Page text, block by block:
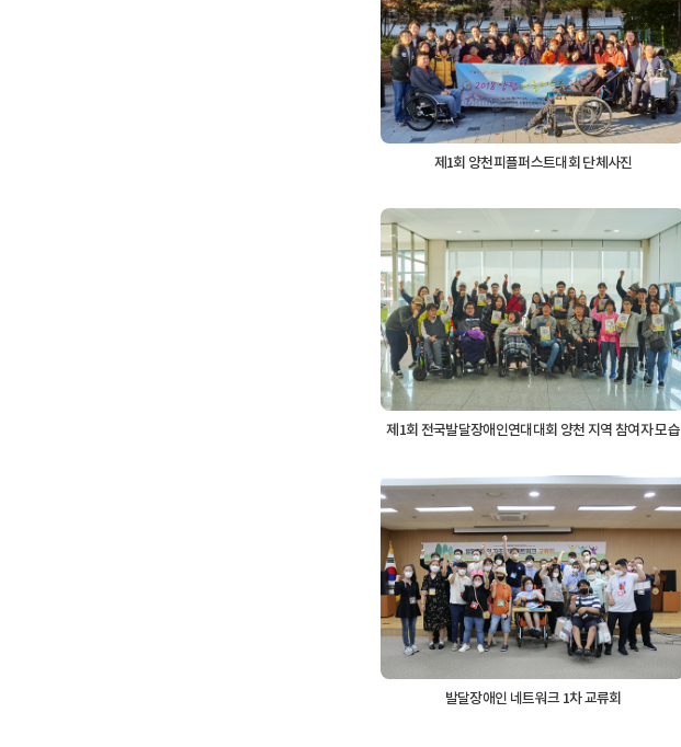
제1회 양천피플퍼스트대회 단체사진
제1회 전국발달장애인연대대회 양천 지역 참여자 모습
발달장애인 네트워크 1차 교류회